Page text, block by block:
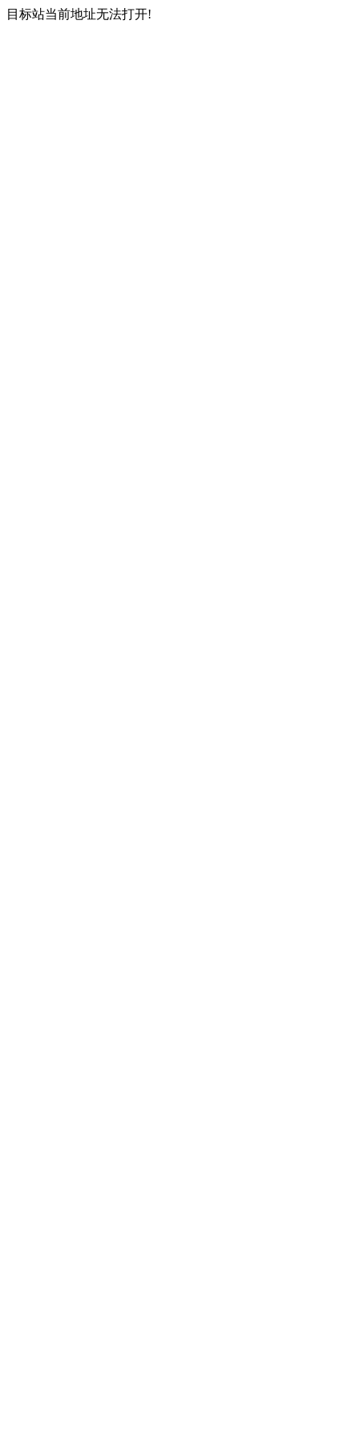
目标站当前地址无法打开!